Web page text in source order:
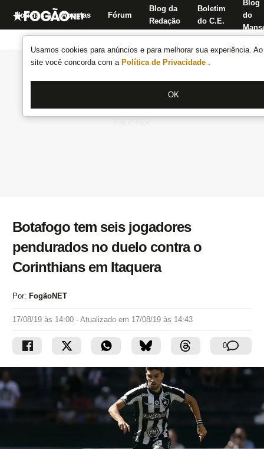
Usamos cookies para anúncios e para melhorar sua experiência.
site você concorda com a Política de Privacidade .
OK
Notícias Apostas Fórum
Blog da
Redação
Boletim
do C.E.
Blog
do
Botafogo tem seis jogadores
pendurados no duelo contra o
Corinthians em Itaquera
Por: FogãoNET
17/08/19 às 14:00 - Atualizado em 17/08/19 às 14:43
0